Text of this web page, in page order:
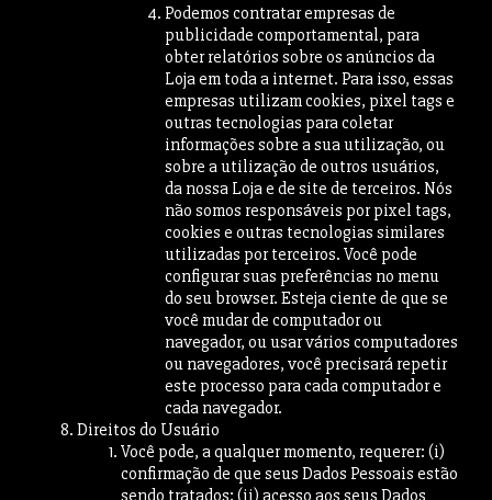
Podemos contratar empresas de
publicidade comportamental, para
obter relatórios sobre os anúncios da
Loja em toda a internet. Para isso, essas
empresas utilizam cookies, pixel tags e
outras tecnologias para coletar
informações sobre a sua utilização, ou
sobre a utilização de outros usuários,
da nossa Loja e de site de terceiros. Nós
não somos responsáveis por pixel tags,
cookies e outras tecnologias similares
utilizadas por terceiros. Você pode
configurar suas preferências no menu
do seu browser. Esteja ciente de que se
você mudar de computador ou
navegador, ou usar vários computadores
ou navegadores, você precisará repetir
este processo para cada computador e
cada navegador.
Direitos do Usuário
Você pode, a qualquer momento, requerer: (i)
confirmação de que seus Dados Pessoais estão
sendo tratados; (ii) acesso aos seus Dados